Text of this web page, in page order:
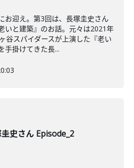
お迎え。第3回は、長塚圭史さん
いと建築』のお話。元々は2021年
谷スパイダースが上演した『老い
手掛けてきた長...
史さん Episode_2